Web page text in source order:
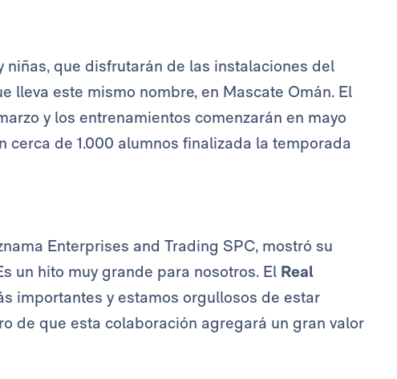
niñas, que disfrutarán de las instalaciones del
lleva este mismo nombre, en Mascate Omán. El
y los entrenamientos comenzarán en mayo
cerca de 1.000 alumnos finalizada la temporada
Enterprises and Trading SPC, mostró su
un hito muy grande para nosotros. El Real
importantes y estamos orgullosos de estar
de que esta colaboración agregará un gran valor